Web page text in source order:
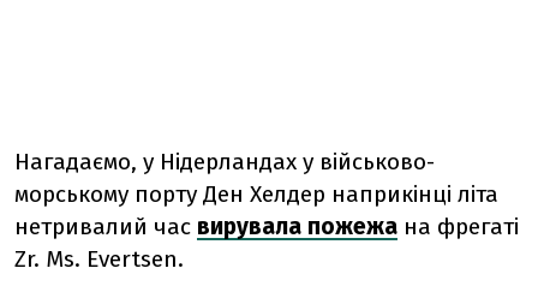
Нагадаємо, у Нідерландах у військово-
морському порту Ден Хелдер наприкінці літа
нетривалий час вирувала пожежа на фрегаті
Zr. Ms. Evertsen.